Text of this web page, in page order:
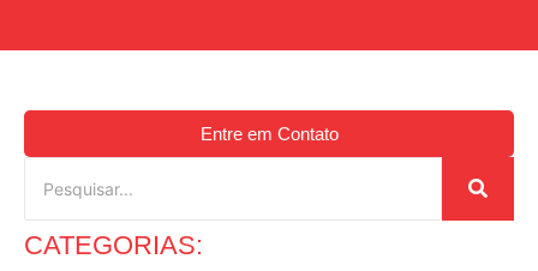
Entre em Contato
CATEGORIAS: